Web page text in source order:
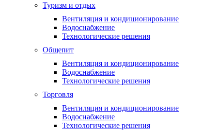
Туризм и отдых
Вентиляция и кондиционирование
Водоснабжение
Технологические решения
Общепит
Вентиляция и кондиционирование
Водоснабжение
Технологические решения
Торговля
Вентиляция и кондиционирование
Водоснабжение
Технологические решения